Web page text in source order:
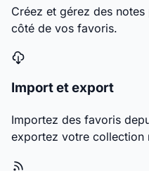
Créez et gérez des
côté de vos favoris.
Import et export
Importez des favoris
exportez votre collection